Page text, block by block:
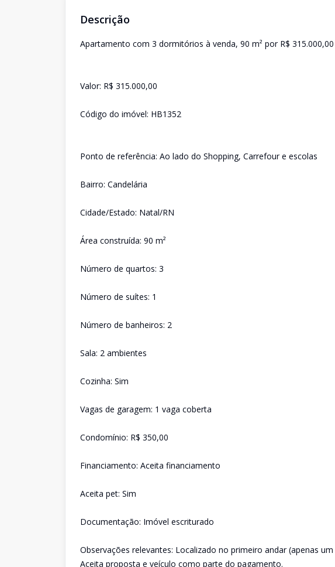
Descrição
Apartamento com 3 dormitórios à venda, 90 m² por R$
Valor: R$ 315.000,00
Código do imóvel: HB1352
Ponto de referência: Ao lado do Shopping, Carrefour e escolas
Bairro: Candelária
Cidade/Estado: Natal/RN
Área construída: 90 m²
Número de quartos: 3
Número de suítes: 1
Número de banheiros: 2
Sala: 2 ambientes
Cozinha: Sim
Vagas de garagem: 1 vaga coberta
Condomínio: R$ 350,00
Financiamento: Aceita financiamento
Aceita pet: Sim
Documentação: Imóvel escriturado
Observações relevantes: Localizado no primeiro andar (apenas
Aceita proposta e veículo como parte do pagamento.